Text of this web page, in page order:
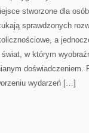
stworzone dla
sprawdzonych
a
w którym
doświadczeniem.
wydarzeń […]